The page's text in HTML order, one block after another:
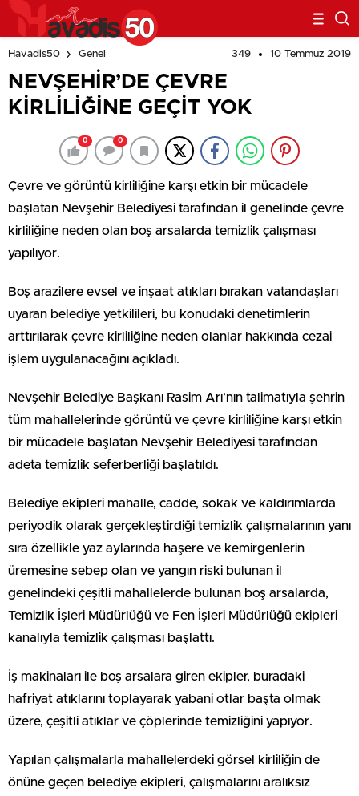
Havadis50 Genel 349 10 Temmuz 2019
NEVŞEHİR’DE ÇEVRE
KİRLİLİĞİNE GEÇİT YOK
0 0
Çevre ve görüntü kirliliğine karşı etkin bir mücadele
başlatan Nevşehir Belediyesi tarafından il genelinde çevre
kirliliğine neden olan boş arsalarda temizlik çalışması
yapılıyor.
Boş arazilere evsel ve inşaat atıkları bırakan vatandaşları
uyaran belediye yetkilileri, bu konudaki denetimlerin
arttırılarak çevre kirliliğine neden olanlar hakkında cezai
işlem uygulanacağını açıkladı.
Nevşehir Belediye Başkanı Rasim Arı’nın talimatıyla şehrin
tüm mahallelerinde görüntü ve çevre kirliliğine karşı etkin
bir mücadele başlatan Nevşehir Belediyesi tarafından
adeta temizlik seferberliği başlatıldı.
Belediye ekipleri mahalle, cadde, sokak ve kaldırımlarda
periyodik olarak gerçekleştirdiği temizlik çalışmalarının yanı
sıra özellikle yaz aylarında haşere ve kemirgenlerin
üremesine sebep olan ve yangın riski bulunan il
genelindeki çeşitli mahallelerde bulunan boş arsalarda,
Temizlik İşleri Müdürlüğü ve Fen İşleri Müdürlüğü ekipleri
kanalıyla temizlik çalışması başlattı.
İş makinaları ile boş arsalara giren ekipler, buradaki
hafriyat atıklarını toplayarak yabani otlar başta olmak
üzere, çeşitli atıklar ve çöplerinde temizliğini yapıyor.
Yapılan çalışmalarla mahallelerdeki görsel kirliliğin de
önüne geçen belediye ekipleri, çalışmalarını aralıksız